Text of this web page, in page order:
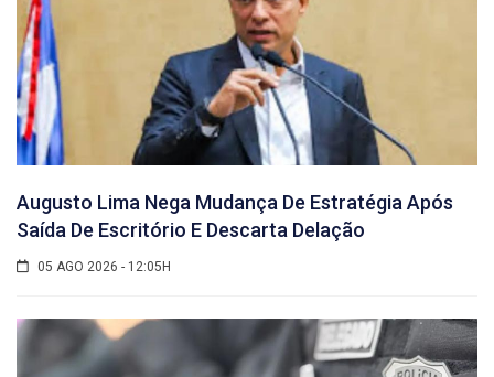
Augusto Lima Nega Mudança De Estratégia Após
Saída De Escritório E Descarta Delação
05 AGO 2026 - 12:05H